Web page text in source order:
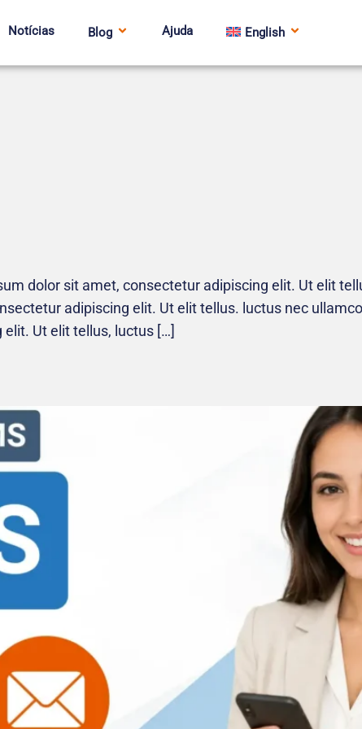
Notícias Blog Ajuda English
dolor sit amet, consectetur adipiscing elit. Ut elit
adipiscing elit. Ut elit tellus. luctus nec
Ut elit tellus, luctus […]